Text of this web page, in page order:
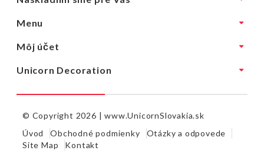
Menu
Môj účet
Unicorn Decoration
© Copyright 2026 |www.UnicornSlovakia.sk
Úvod
Obchodné podmienky
Otázky a odpovede
Site Map
Kontakt